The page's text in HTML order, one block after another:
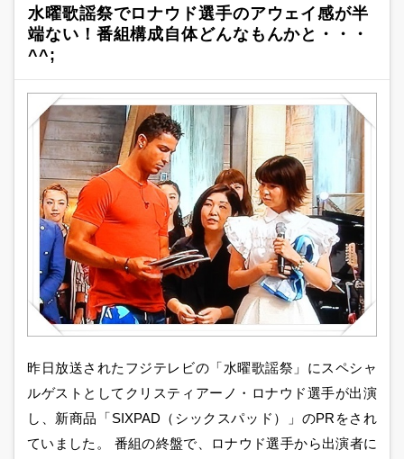
水曜歌謡祭でロナウド選手のアウェイ感が半
端ない！番組構成自体どんなもんかと・・・
^^;
昨日放送されたフジテレビの「水曜歌謡祭」にスペシャ
ルゲストとしてクリスティアーノ・ロナウド選手が出演
し、新商品「SIXPAD（シックスパッド）」のPRをされ
ていました。 番組の終盤で、ロナウド選手から出演者に